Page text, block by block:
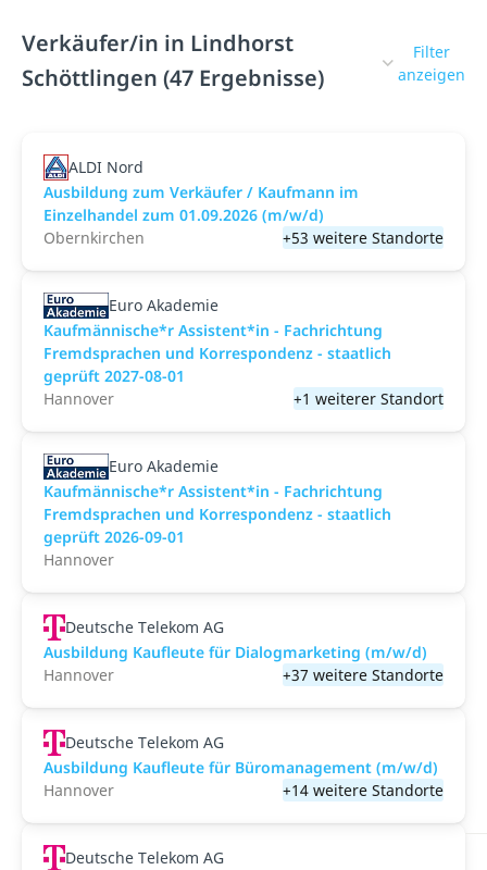
Verkäufer/in in Lindhorst
Schöttlingen (47 Ergebnisse)
Filter
anzeigen
ALDI Nord
Ausbildung zum Verkäufer / Kaufmann im
Einzelhandel zum 01.09.2026 (m/w/d)
Obernkirchen
+53 weitere Standorte
Euro Akademie
Kaufmännische*r Assistent*in - Fachrichtung
Fremdsprachen und Korrespondenz - staatlich
geprüft 2027-08-01
Hannover
+1 weiterer Standort
Euro Akademie
Kaufmännische*r Assistent*in - Fachrichtung
Fremdsprachen und Korrespondenz - staatlich
geprüft 2026-09-01
Hannover
Deutsche Telekom AG
Ausbildung Kaufleute für Dialogmarketing (m/w/d)
Hannover
+37 weitere Standorte
Deutsche Telekom AG
Ausbildung Kaufleute für Büromanagement (m/w/d)
Hannover
+14 weitere Standorte
Deutsche Telekom AG